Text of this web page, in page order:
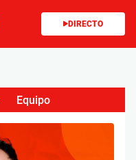
DIRECTO
Equipo